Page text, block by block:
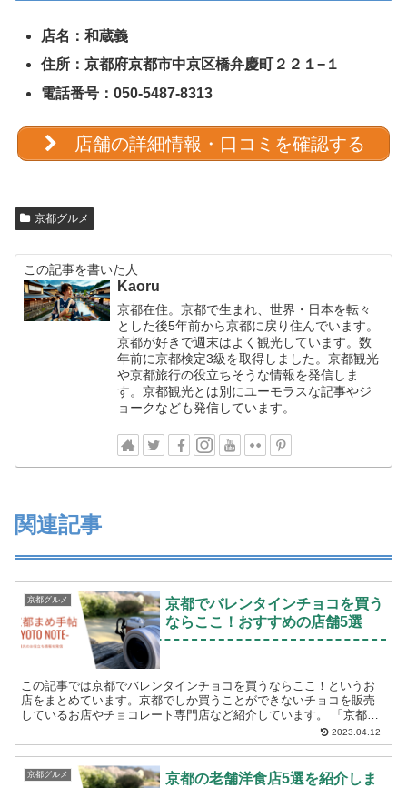
店名：和蔵義
住所：京都府京都市中京区橋弁慶町２２１−１
電話番号：050-5487-8313
店舗の詳細情報・口コミを確認する
京都グルメ
この記事を書いた人
Kaoru
京都在住。京都で生まれ、世界・日本を転々
とした後5年前から京都に戻り住んでいます。
京都が好きで週末はよく観光しています。数
年前に京都検定3級を取得しました。京都観光
や京都旅行の役立ちそうな情報を発信しま
す。京都観光とは別にユーモラスな記事やジ
ョークなども発信しています。
関連記事
京都グルメ
京都でバレンタインチョコを買う
ならここ！おすすめの店舗5選
この記事では京都でバレンタインチョコを買うならここ！というお
店をまとめています。京都でしか買うことができないチョコを販売
しているお店やチョコレート専門店など紹介しています。 「京都で
2023.04.12
京都グルメ
京都の老舗洋食店5選を紹介しま